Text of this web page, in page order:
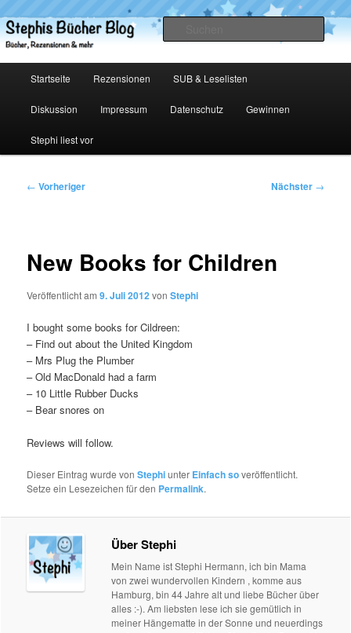
primären
Inhalt
Stephis Bücher Blog
Startseite Rezensionen SUB & Leselisten
Diskussion Impressum Datenschutz Gewinnen
Stephi liest vor
Beitragsnavigation
← Vorheriger Nächster →
New Books for Children
Veröffentlicht am9. Juli 2012vonStephi
I bought some books for Cildreen:
– Find out about the United Kingdom
– Mrs Plug the Plumber
– Old MacDonald had a farm
– 10 Little Rubber Ducks
– Bear snores on
Reviews will follow.
Dieser Eintrag wurde vonStephiunter Einfach soveröffentlicht.
Setze ein Lesezeichen für den Permalink.
Über Stephi
Mein Name ist Stephi Hermann, ich bin Mama
von zwei wundervollen Kindern , komme aus
Hamburg, bin 44 Jahre alt und liebe Bücher über
alles :-). Am liebsten lese ich sie gemütlich in
meiner Hängematte in der Sonne und neuerdings